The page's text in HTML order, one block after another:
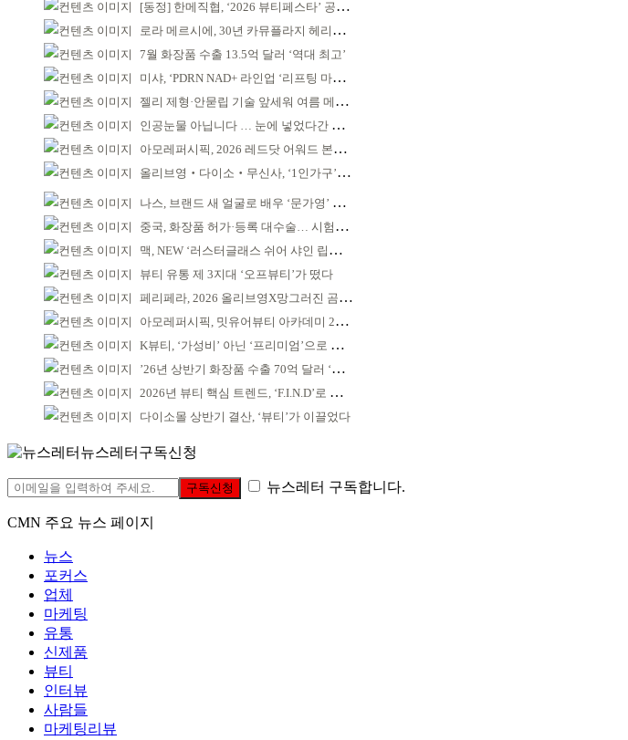
[동정] 한메직협, ‘2026 뷰티페스타’ 공동 주최
로라 메르시에, 30년 카뮤플라지 헤리티지 담아
7월 화장품 수출 13.5억 달러 ‘역대 최고’
미샤, ‘PDRN NAD+ 라인업 ‘리프팅 마스크’ 출시
젤리 제형·안묻립 기술 앞세워 여름 메이크업 시장 공략
인공눈물 아닙니다 … 눈에 넣었다간 각막 손상
아모레퍼시픽, 2026 레드닷 어워드 본상 2개 수상
올리브영‧다이소‧무신사, ‘1인가구’가 이끈다
나스, 브랜드 새 얼굴로 배우 ‘문가영’ 발탁
중국, 화장품 허가·등록 대수술… 시험자료 공용 허용
맥, NEW ‘러스터글래스 쉬어 샤인 립스틱’ 출시
뷰티 유통 제 3지대 ‘오프뷰티’가 떴다
페리페라, 2026 올리브영X망그러진 곰 콜라보
아모레퍼시픽, 밋유어뷰티 아카데미 2기 발대식
K뷰티, ‘가성비’ 아닌 ‘프리미엄’으로 승부걸어야
’26년 상반기 화장품 수출 70억 달러 ‘역대 최고’
2026년 뷰티 핵심 트렌드, ‘F.I.N.D’로 읽는다
다이소몰 상반기 결산, ‘뷰티’가 이끌었다
뉴스레터구독신청
구독신청 뉴스레터 구독합니다.
CMN 주요 뉴스 페이지
뉴스
포커스
업체
마케팅
유통
신제품
뷰티
인터뷰
사람들
마케팅리뷰